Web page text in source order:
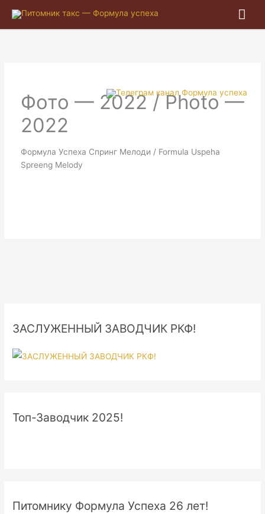
Фото — 2022 / Photo —
2022
Формула Успеха Спринг Мелоди / Formula Uspeha
Spreeng Melody
ЗАСЛУЖЕННЫЙ ЗАВОДЧИК РКФ!
Топ-Заводчик 2025!
Питомнику Формула Успеха 26 лет!